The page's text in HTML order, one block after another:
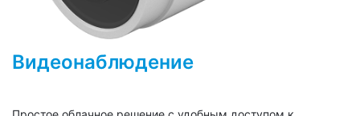
Видеонаблюдение